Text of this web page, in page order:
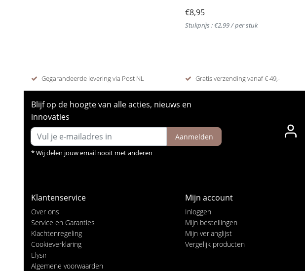
€8,95
Stukprijs : €2,99 / per stuk
Gegarandeerde levering via Post NL Gratis verzending vanaf € 49,-
Blijf op de hoogte van alle acties, nieuws en
innovaties
Aanmelden
* Wij delen jouw email nooit met anderen
Klantenservice
Over ons
Service en Garanties
Klachtenregeling
Cookieverklaring
Elysir
Algemene voorwaarden
Mijn account
Inloggen
Mijn bestellingen
Mijn verlanglijst
Vergelijk producten